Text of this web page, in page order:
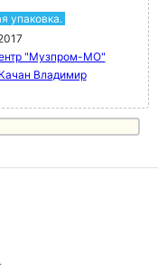
упаковка.
"Музпром-МО"
Владимир